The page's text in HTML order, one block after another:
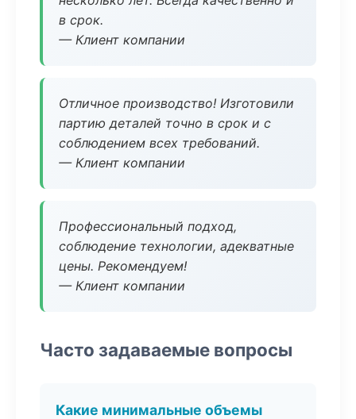
в срок.
— Клиент компании
Отличное производство! Изготовили
партию деталей точно в срок и с
соблюдением всех требований.
— Клиент компании
Профессиональный подход,
соблюдение технологии, адекватные
цены. Рекомендуем!
— Клиент компании
Часто задаваемые вопросы
Какие минимальные объемы